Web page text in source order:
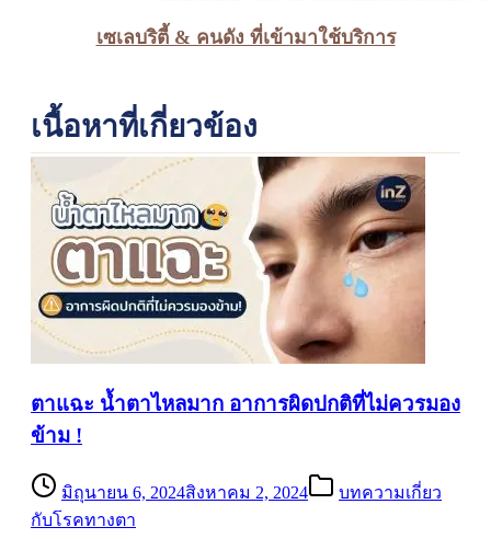
เซเลบริตี้ & คนดัง ที่เข้ามาใช้บริการ
เนื้อหาที่เกี่ยวข้อง
ตาแฉะ น้ำตาไหลมาก อาการผิดปกติที่ไม่ควรมอง
ข้าม !
มิถุนายน 6, 2024สิงหาคม 2, 2024
บทความเกี่ยว
กับโรคทางตา